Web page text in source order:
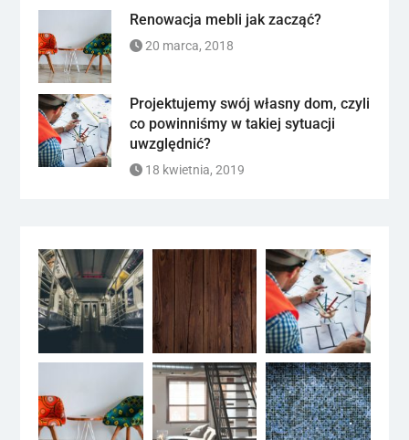
Renowacja mebli jak zacząć?
20 marca, 2018
Projektujemy swój własny dom, czyli
co powinniśmy w takiej sytuacji
uwzględnić?
18 kwietnia, 2019